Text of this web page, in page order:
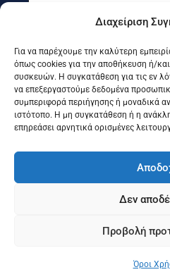
Διαχείριση
Για να παρέχουμε την καλύτερη
όπως cookies για την αποθήκευση ή/
συσκευών. Η συγκατάθεση για τις εν
να επεξεργαστούμε δεδομένα
συμπεριφορά περιήγησης ή μοναδικά
ιστότοπο. Η μη συγκατάθεση ή η
επηρεάσει αρνητικά ορισμένες
Δεν
Προβολή
Όροι
Εγγραφή
Ακολουθήστε μας στα
©2025 Portal Επιμελητηρίου